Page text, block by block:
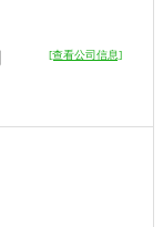
[查看公司信息]